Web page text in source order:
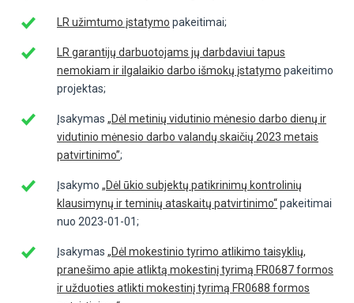
LR užimtumo įstatymo pakeitimai;
LR garantijų darbuotojams jų darbdaviui tapus
nemokiam ir ilgalaikio darbo išmokų įstatymo pakeitimo
projektas;
Įsakymas „Dėl metinių vidutinio mėnesio darbo dienų ir
vidutinio mėnesio darbo valandų skaičių 2023 metais
patvirtinimo”;
Įsakymo „Dėl ūkio subjektų patikrinimų kontrolinių
klausimynų ir teminių ataskaitų patvirtinimo“pakeitimai
nuo 2023-01-01;
Įsakymas „Dėl mokestinio tyrimo atlikimo taisyklių,
pranešimo apie atliktą mokestinį tyrimą FR0687 formos
ir užduoties atlikti mokestinį tyrimą FR0688 formos